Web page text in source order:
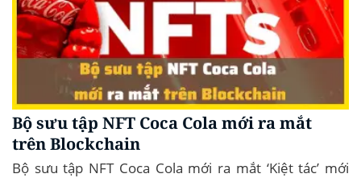
Bộ sưu tập NFT Coca Cola mới ra mắt
trên Blockchain
Bộ sưu tập NFT Coca Cola mới ra mắt ‘Kiệt tác’ mới